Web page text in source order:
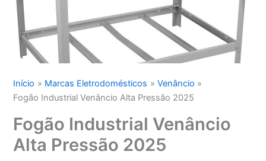
Início Marcas Eletrodomésticos
Venâncio
Fogão Industrial Venâncio Alta Pressão 2025
Fogão Industrial Venâncio
Alta Pressão 2025